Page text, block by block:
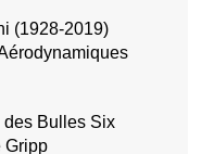
(1928-2019)
des Bulles Six
Gripp